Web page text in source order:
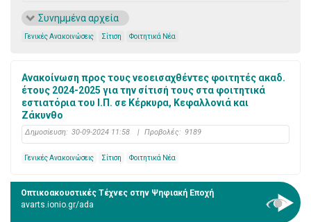
Συνημμένα αρχεία
Γενικές Ανακοινώσεις Σίτιση Φοιτητικά Νέα
Ανακοίνωση προς τους νεοεισαχθέντες φοιτητές ακαδ.
έτους 2024-2025 για την σίτισή τους στα φοιτητικά
εστιατόρια του Ι.Π. σε Κέρκυρα, Κεφαλλονιά και
Ζάκυνθο
Δημοσίευση: 30-09-2024 11:58 | Προβολές: 9189
Γενικές Ανακοινώσεις Σίτιση Φοιτητικά Νέα
Οπτικοακουστικές Τέχνες στην Ψηφιακή Εποχή
avarts.ionio.gr/ada